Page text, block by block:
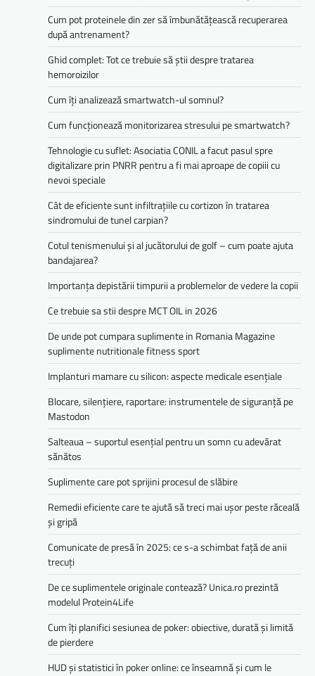
Cum pot proteinele din zer să îmbunătățească recuperarea
după antrenament?
Ghid complet: Tot ce trebuie să știi despre tratarea
hemoroizilor
Cum îți analizează smartwatch-ul somnul?
Cum funcționează monitorizarea stresului pe smartwatch?
Tehnologie cu suflet: Asociatia CONIL a facut pasul spre
digitalizare prin PNRR pentru a fi mai aproape de copiii cu
nevoi speciale
Cât de eficiente sunt infiltrațiile cu cortizon în tratarea
sindromului de tunel carpian?
Cotul tenismenului și al jucătorului de golf – cum poate ajuta
bandajarea?
Importanța depistării timpurii a problemelor de vedere la copii
Ce trebuie sa stii despre MCT OIL in 2026
De unde pot cumpara suplimente in Romania Magazine
suplimente nutritionale fitness sport
Implanturi mamare cu silicon: aspecte medicale esențiale
Blocare, silențiere, raportare: instrumentele de siguranță pe
Mastodon
Salteaua – suportul esențial pentru un somn cu adevărat
sănătos
Suplimente care pot sprijini procesul de slăbire
Remedii eficiente care te ajută să treci mai ușor peste răceală
și gripă
Comunicate de presă în 2025: ce s-a schimbat față de anii
trecuți
De ce suplimentele originale contează? Unica.ro prezintă
modelul Protein4Life
Cum îți planifici sesiunea de poker: obiective, durată și limită
de pierdere
HUD și statistici în poker online: ce înseamnă și cum le